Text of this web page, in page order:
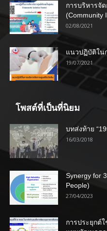
การบริหารจั
(Community
02/08/2021
แนวปฏิบัติใน
19/07/2021
โพสต์ที่เป็นที่นิยม
บทส่งท้าย
16/03/2018
Synergy for
People)
27/04/2023
การประยุกต์